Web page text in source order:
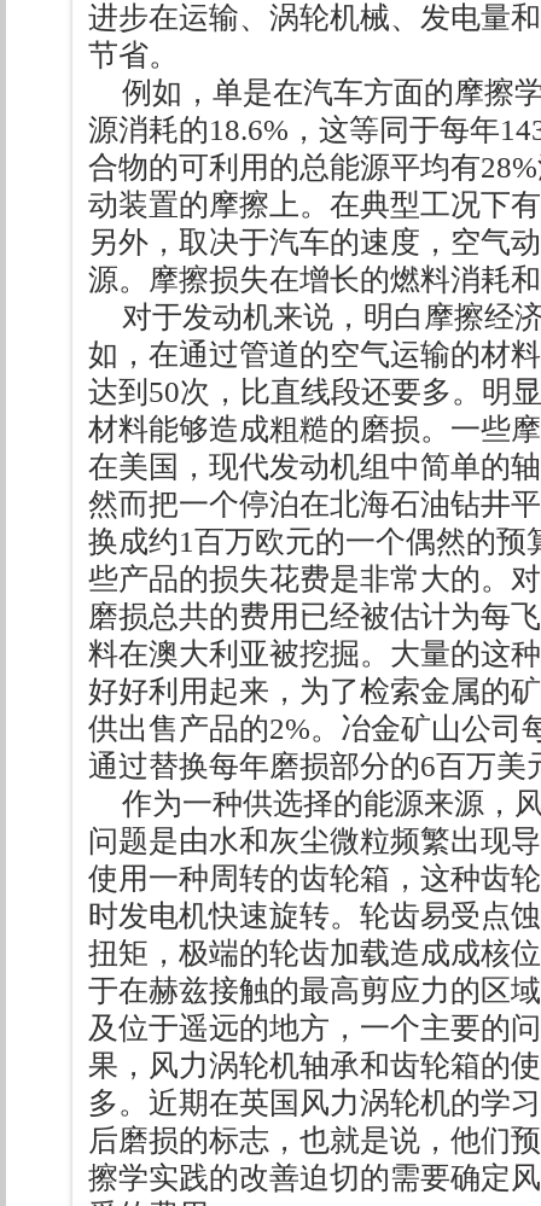
进步在运输、涡轮机械、发电量
节省。
例如，单是在汽车方面的摩擦
源消耗的18.6%，这等同于每年
合物的可利用的总能源平均有
动装置的摩擦上。在典型工况下
另外，取决于汽车的速度，空气
源。摩擦损失在增长的燃料消耗
对于发动机来说，明白摩擦经
如，在通过管道的空气运输的材
达到50次，比直线段还要多。明
材料能够造成粗糙的磨损。一些
在美国，现代发动机组中简单的
然而把一个停泊在北海石油钻井
换成约1百万欧元的一个偶然的
些产品的损失花费是非常大的。
磨损总共的费用已经被估计为每
料在澳大利亚被挖掘。大量的这
好好利用起来，为了检索金属的
供出售产品的2%。冶金矿山公司
通过替换每年磨损部分的6百万
作为一种供选择的能源来源，
问题是由水和灰尘微粒频繁出现
使用一种周转的齿轮箱，这种齿
时发电机快速旋转。轮齿易受点
扭矩，极端的轮齿加载造成成核
于在赫兹接触的最高剪应力的区
及位于遥远的地方，一个主要的
果，风力涡轮机轴承和齿轮箱的
多。近期在英国风力涡轮机的学
后磨损的标志，也就是说，他们
擦学实践的改善迫切的需要确定